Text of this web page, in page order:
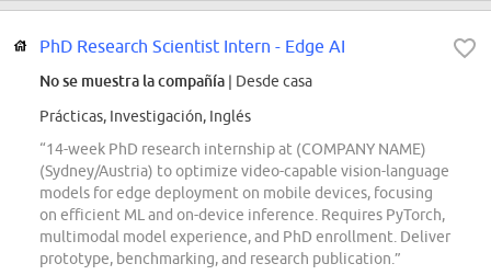
PhD Research Scientist Intern - Edge AI
No se muestra la compañía | Desde casa
Prácticas, Investigación, Inglés
“14-week PhD research internship at (COMPANY NAME)
(Sydney/Austria) to optimize video-capable vision-language
models for edge deployment on mobile devices, focusing
on efficient ML and on-device inference. Requires PyTorch,
multimodal model experience, and PhD enrollment. Deliver
prototype, benchmarking, and research publication.”